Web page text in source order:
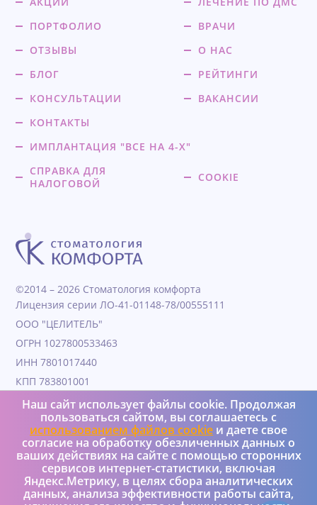
Наш сайт использует файлы cookie. Продолжая
пользоваться сайтом, вы соглашаетесь с
использованием файлов cookie и даете свое
согласие на обработку обезличенных данных о
ваших действиях на сайте с помощью сторонних
сервисов интернет-статистики, включая
Яндекс.Метрику, в целях сбора аналитических
данных, анализа эффективности работы сайта,
ПОРТФОЛИО
ВРАЧИ
ОТЗЫВЫ
О НАС
БЛОГ
РЕЙТИНГИ
КОНСУЛЬТАЦИИ
ВАКАНСИИ
КОНТАКТЫ
ИМПЛАНТАЦИЯ "ВСЕ НА 4-Х"
СПРАВКА ДЛЯ
НАЛОГОВОЙ
COOKIE
©2014 – 2026 Стоматология комфорта
Лицензия серии ЛО-41-01148-78/00555111
ООО "ЦЕЛИТЕЛЬ"
ОГРН 1027800533463
ИНН 7801017440
КПП 783801001
Дата образования 04.11.1991
Юридический адрес 190000, Г.Санкт-петербург, ул
Гороховая, д. 25, литера а, пом 4Н
+7 (950) 037-08-73
Реализация и интеграция – Versus Ltd